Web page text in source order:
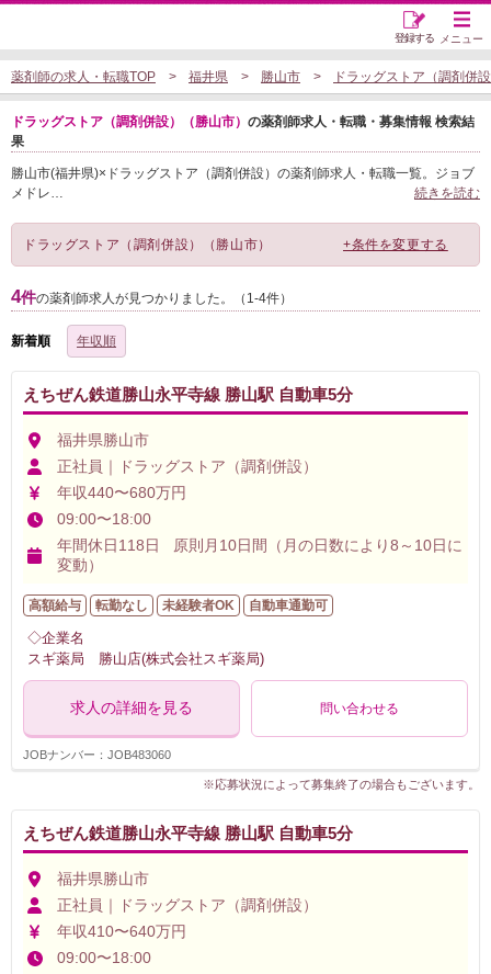
メニュー
登録する
薬剤師の求人・転職TOP 福井県 勝山市 ドラッグストア（調剤併
ドラッグストア（調剤併設）（勝山市） の薬剤師求人・転職・募集情報 検索結
果
勝山市(福井県)×ドラッグストア（調剤併設）の薬剤師求人・転職一覧。ジョブ
メドレ… 続きを読む
ドラッグストア（調剤併設）（勝山市） +条件を変更する
4件の薬剤師求人が見つかりました。（1-4件）
新着順 年収順
えちぜん鉄道勝山永平寺線 勝山駅 自動車5分
福井県勝山市
正社員｜ドラッグストア（調剤併設）
年収440〜680万円
09:00〜18:00
年間休日118日 原則月10日間（月の日数により8～10日に
変動）
高額給与 転勤なし 未経験者OK 自動車通勤可
◇企業名
スギ薬局 勝山店(株式会社スギ薬局)
求人の詳細を見る 問い合わせる
JOBナンバー：JOB483060
※応募状況によって募集終了の場合もございます。
えちぜん鉄道勝山永平寺線 勝山駅 自動車5分
福井県勝山市
正社員｜ドラッグストア（調剤併設）
年収410〜640万円
09:00〜18:00